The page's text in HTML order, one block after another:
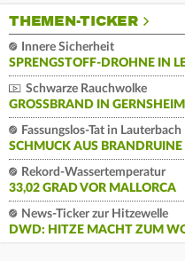
THEMEN-TICKER
Innere Sicherheit
SPRENGSTOFF-DROHNE IN
Schwarze Rauchwolke
GROSSBRAND IN GERNSHEIM
Fassungslos-Tat in Lauterbach
SCHMUCK AUS BRANDRUINE
Rekord-Wassertemperatur
33,02 GRAD VOR MALLORCA
News-Ticker zur Hitzewelle
DWD: HITZE MACHT ZUM